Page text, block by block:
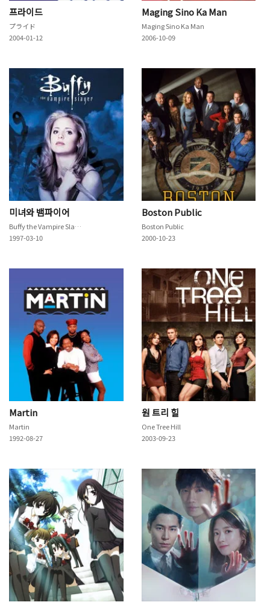
프라이드
プライド
2004-01-12
Maging Sino Ka Man
Maging Sino Ka Man
2006-10-09
미녀와 뱀파이어
Buffy the Vampire Slayer
1997-03-10
Boston Public
Boston Public
2000-10-23
Martin
Martin
1992-08-27
원 트리 힐
One Tree Hill
2003-09-23